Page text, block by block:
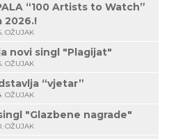
“100 Artists to Watch”
2026.!
OŽUJAK
novi singl "Plagijat"
OŽUJAK
“vjetar”
OŽUJAK
"Glazbene nagrade"
OŽUJAK